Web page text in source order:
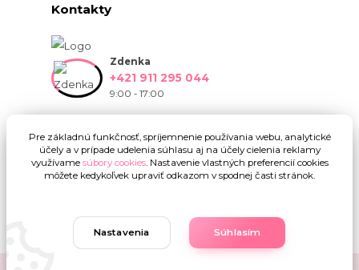
Kontakty
Zdenka
+421 911 295 044
9:00 - 17:00
Upravit sběr cookies.
Pre základnú funkčnosť, spríjemnenie používania webu, analytické
účely a v prípade udelenia súhlasu aj na účely cielenia reklamy
využívame súbory cookies. Nastavenie vlastných preferencií cookies
môžete kedykoľvek upraviť odkazom v spodnej časti stránok.
Nastavenia Súhlasím